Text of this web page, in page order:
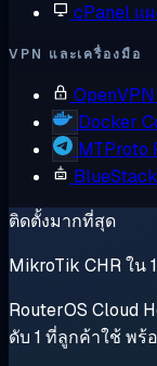
cPanel แ
VPN และเครื่องมือ
OpenVPN
Docker
MTProto
ติดตั้งมากที่สุด
MikroTik CHR ใน
RouterOS Cloud
ดับ 1 ที่ลูกค้าใช้ พร้